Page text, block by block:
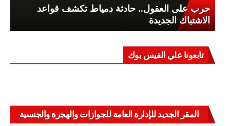
حرب على العقول.. حادثة دمياط تكشف قواعد
الاشتباك الجديدة
تابعونا علي الفيس بوك
المقر الجديد للإدارة العامة للجوازات والهجرة والجنسية